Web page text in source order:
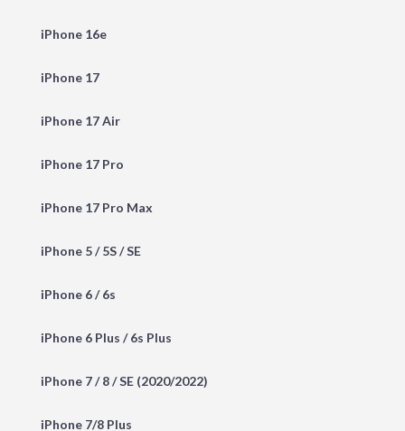
iPhone 16e
iPhone 17
iPhone 17 Air
iPhone 17 Pro
iPhone 17 Pro Max
iPhone 5 / 5S / SE
iPhone 6 / 6s
iPhone 6 Plus / 6s Plus
iPhone 7 / 8 / SE (2020/2022)
iPhone 7/8 Plus